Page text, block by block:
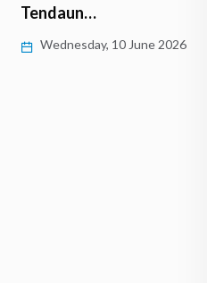
Tendaun…
Wednesday, 10 June 2026